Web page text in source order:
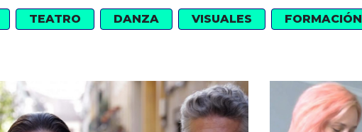
TEATRO DANZA VISUALES FORMACIÓN